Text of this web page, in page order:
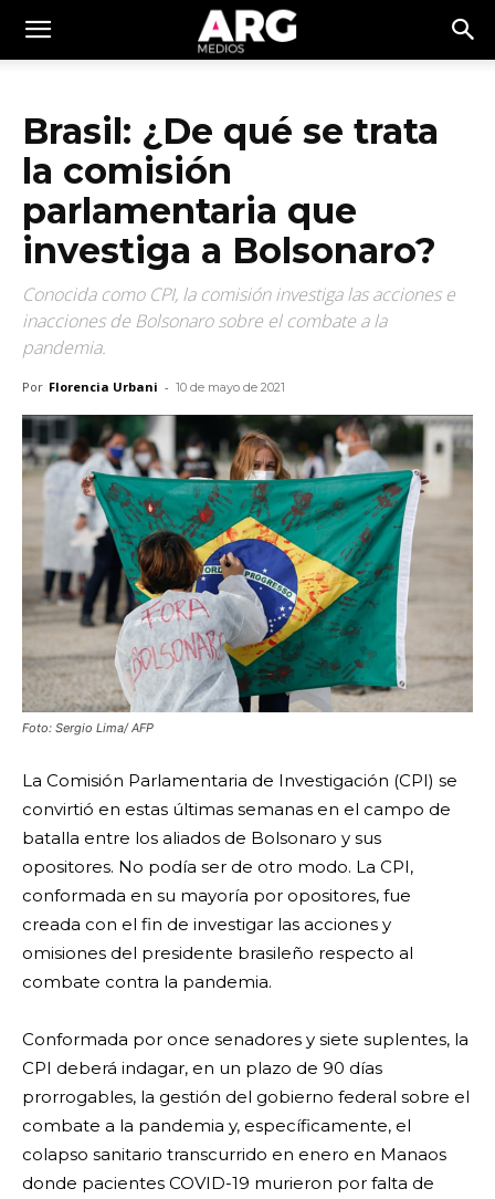
Brasil: ¿De qué se trata
la comisión
parlamentaria que
investiga a Bolsonaro?
Conocida como CPI, la comisión investiga las acciones e
inacciones de Bolsonaro sobre el combate a la
pandemia.
Por Florencia Urbani - 10 de mayo de 2021
Foto: Sergio Lima/ AFP
La Comisión Parlamentaria de Investigación (CPI) se
convirtió en estas últimas semanas en el campo de
batalla entre los aliados de Bolsonaro y sus
opositores. No podía ser de otro modo. La CPI,
conformada en su mayoría por opositores, fue
creada con el fin de investigar las acciones y
omisiones del presidente brasileño respecto al
combate contra la pandemia.
Conformada por once senadores y siete suplentes, la
CPI deberá indagar, en un plazo de 90 días
prorrogables, la gestión del gobierno federal sobre el
combate a la pandemia y, específicamente, el
colapso sanitario transcurrido en enero en Manaos
donde pacientes COVID-19 murieron por falta de